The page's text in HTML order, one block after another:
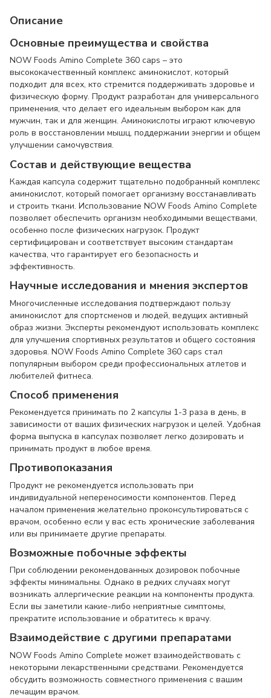
Описание
Основные преимущества и свойства
NOW Foods Amino Complete 360 caps – это
высококачественный комплекс аминокислот, который
подходит для всех, кто стремится поддерживать здоровье и
физическую форму. Продукт разработан для универсального
применения, что делает его идеальным выбором как для
мужчин, так и для женщин. Аминокислоты играют ключевую
роль в восстановлении мышц, поддержании энергии и общем
улучшении самочувствия.
Состав и действующие вещества
Каждая капсула содержит тщательно подобранный комплекс
аминокислот, который помогает организму восстанавливать
и строить ткани. Использование NOW Foods Amino Complete
позволяет обеспечить организм необходимыми веществами,
особенно после физических нагрузок. Продукт
сертифицирован и соответствует высоким стандартам
качества, что гарантирует его безопасность и
эффективность.
Научные исследования и мнения экспертов
Многочисленные исследования подтверждают пользу
аминокислот для спортсменов и людей, ведущих активный
образ жизни. Эксперты рекомендуют использовать комплекс
для улучшения спортивных результатов и общего состояния
здоровья. NOW Foods Amino Complete 360 caps стал
популярным выбором среди профессиональных атлетов и
любителей фитнеса.
Способ применения
Рекомендуется принимать по 2 капсулы 1-3 раза в день, в
зависимости от ваших физических нагрузок и целей. Удобная
форма выпуска в капсулах позволяет легко дозировать и
принимать продукт в любое время.
Противопоказания
Продукт не рекомендуется использовать при
индивидуальной непереносимости компонентов. Перед
началом применения желательно проконсультироваться с
врачом, особенно если у вас есть хронические заболевания
или вы принимаете другие препараты.
Возможные побочные эффекты
При соблюдении рекомендованных дозировок побочные
эффекты минимальны. Однако в редких случаях могут
возникать аллергические реакции на компоненты продукта.
Если вы заметили какие-либо неприятные симптомы,
прекратите использование и обратитесь к врачу.
Взаимодействие с другими препаратами
NOW Foods Amino Complete может взаимодействовать с
некоторыми лекарственными средствами. Рекомендуется
обсудить возможность совместного применения с вашим
лечащим врачом.